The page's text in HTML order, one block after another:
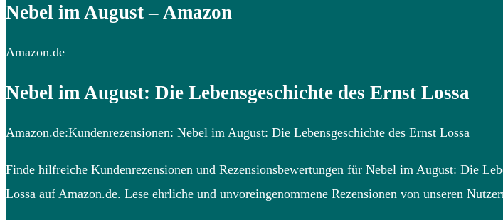
Nebel im August – Amazon
Amazon.de
Nebel im August: Die Lebensgeschichte des Ernst Lossa
Amazon.de:Kundenrezensionen: Nebel im August: Die Lebensgeschichte des Ernst Lossa
Finde hilfreiche Kundenrezensionen und Rezensionsbewertungen für Nebel im August: Die
Lossa auf Amazon.de. Lese ehrliche und unvoreingenommene Rezensionen von unseren